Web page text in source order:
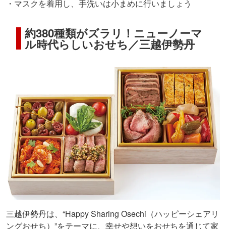
・マスクを着用し、手洗いは小まめに行いましょう
約380種類がズラリ！ニューノーマ
ル時代らしいおせち／三越伊勢丹
三越伊勢丹は、“Happy Sharing Osechi（ハッピーシェアリ
ングおせち）”をテーマに、幸せや想いをおせちを通じて家